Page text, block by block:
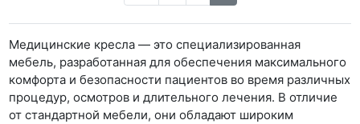
Медицинские кресла — это специализированная
мебель, разработанная для обеспечения максимального
комфорта и безопасности пациентов во время различных
процедур, осмотров и длительного лечения. В отличие
от стандартной мебели, они обладают широким